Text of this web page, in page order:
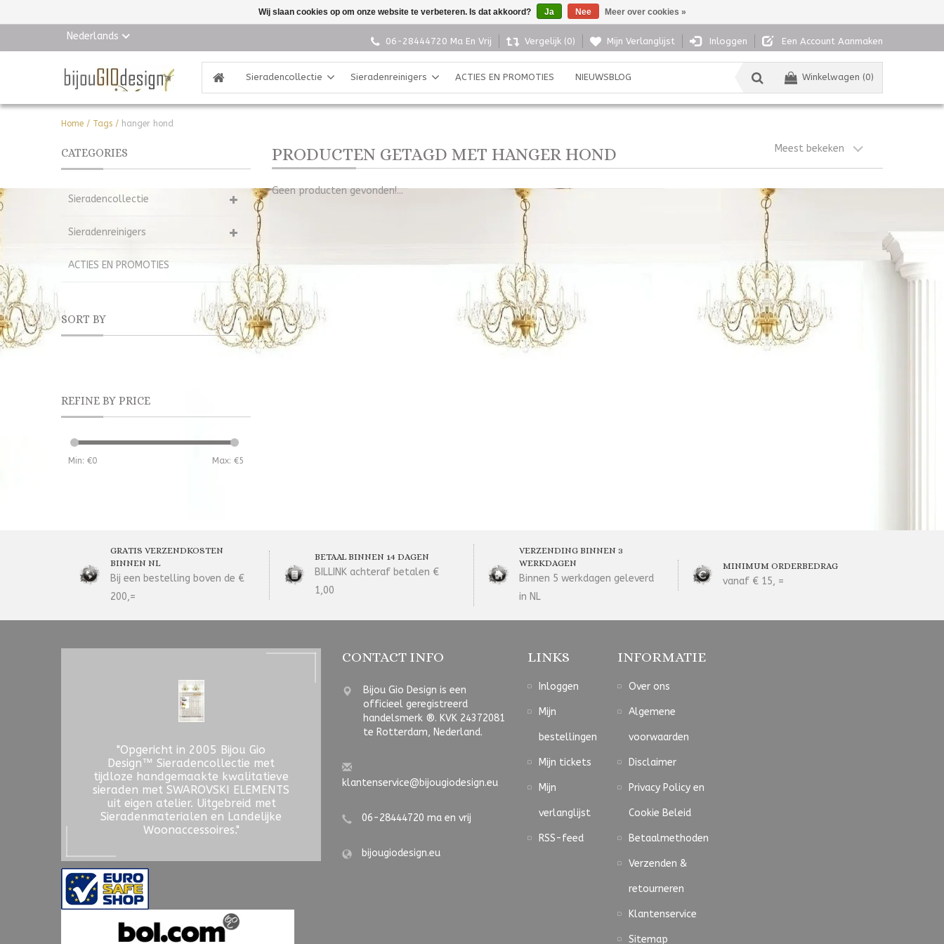
Nederlands 06-28444720 Ma En Vrij Vergelijk (0) Mijn Verlanglijst Inloggen Een Account Aanmaken
Winkelwagen (0)
Sieradencollectie Sieradenreinigers ACTIES EN PROMOTIES NIEUWSBLOG
Home / Tags / hanger hond
CATEGORIES
Sieradencollectie
Sieradenreinigers
ACTIES EN PROMOTIES
SORT BY
REFINE BY PRICE
Min: €0 Max: €5
PRODUCTEN GETAGD MET HANGER HOND Meest bekeken
Geen producten gevonden!...
GRATIS VERZENDKOSTEN
BINNEN NL
Bij een bestelling boven de €
200,=
BETAAL BINNEN 14 DAGEN
BILLINK achteraf betalen €
1,00
VERZENDING BINNEN 3
WERKDAGEN
Binnen 5 werkdagen geleverd
in NL
MINIMUM ORDERBEDRAG
vanaf € 15, =
"Opgericht in 2005 Bijou Gio
Design™ Sieradencollectie met
tijdloze handgemaakte kwalitatieve
sieraden met SWAROVSKI ELEMENTS
uit eigen atelier. Uitgebreid met
Sieradenmaterialen en Landelijke
Woonaccessoires."
CONTACT INFO
Bijou Gio Design is een
officieel geregistreerd
handelsmerk ®. KVK 24372081
te Rotterdam, Nederland.
klantenservice@bijougiodesign.eu
06-28444720 ma en vrij
bijougiodesign.eu
LINKS
Inloggen
Mijn
bestellingen
Mijn tickets
Mijn
verlanglijst
RSS-feed
INFORMATIE
Over ons
Algemene
voorwaarden
Disclaimer
Privacy Policy en
Cookie Beleid
Betaalmethoden
Verzenden &
retourneren
Klantenservice
Sitemap
Wij slaan cookies op om onze website te verbeteren. Is dat akkoord? Ja Nee Meer over cookies »